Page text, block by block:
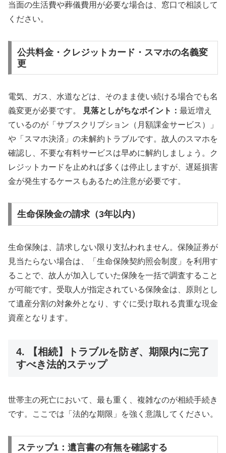
当面の生活費や葬儀費用が必要な場合は、窓口で相談して
ください。
公共料金・クレジットカード・スマホの名義変
更
電気、ガス、水道などは、そのまま使い続ける場合でも名
義変更が必要です。
見落としがちなポイント： 最近増え
ているのが「サブスクリプション（月額課金サービス）」
や「スマホ決済」の未解約トラブルです。故人のスマホを
確認し、不要な有料サービスは早めに解約しましょう。ク
レジットカードを止めれば多くは停止しますが、遅延損害
金が発生するケースもあるため注意が必要です。
生命保険金の請求（3年以内）
生命保険は、請求しない限り支払われません。保険証券が
見当たらない場合は、「生命保険契約照会制度」を利用す
ることで、故人が加入していた保険を一括で調査すること
が可能です。受取人が指定されている保険金は、原則とし
て遺産分割の対象外となり、すぐに受け取れる貴重な現金
資産となります。
4. 【相続】トラブルを防ぎ、期限内に完了
すべき法的ステップ
世帯主の死亡において、最も重く、複雑なのが相続手続き
です。ここでは「法的な期限」を強く意識してください。
ステップ1：遺言書の有無を確認する